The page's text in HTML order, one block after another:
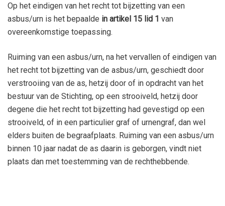
Op het eindigen van het recht tot bijzetting van een
asbus/urn is het bepaalde in artikel 15 lid 1 van
overeenkomstige toepassing.
Ruiming van een asbus/urn, na het vervallen of eindigen van
het recht tot bijzetting van de asbus/urn, geschiedt door
verstrooiing van de as, hetzij door of in opdracht van het
bestuur van de Stichting, op een strooiveld, hetzij door
degene die het recht tot bijzetting had gevestigd op een
strooiveld, of in een particulier graf of urnengraf, dan wel
elders buiten de begraafplaats. Ruiming van een asbus/urn
binnen 10 jaar nadat de as daarin is geborgen, vindt niet
plaats dan met toestemming van de rechthebbende.